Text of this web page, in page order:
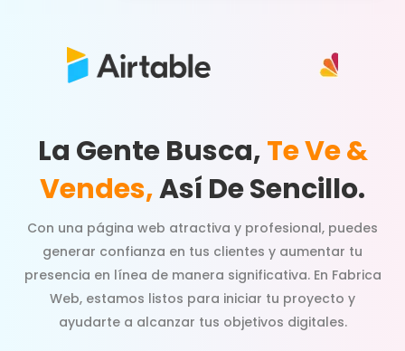
La Gente Busca,Te Ve &
Vendes,Así De Sencillo.
Con una página web atractiva y profesional, puedes
generar confianza en tus clientes y aumentar tu
presencia en línea de manera significativa. En Fabrica
Web, estamos listos para iniciar tu proyecto y
ayudarte a alcanzar tus objetivos digitales.